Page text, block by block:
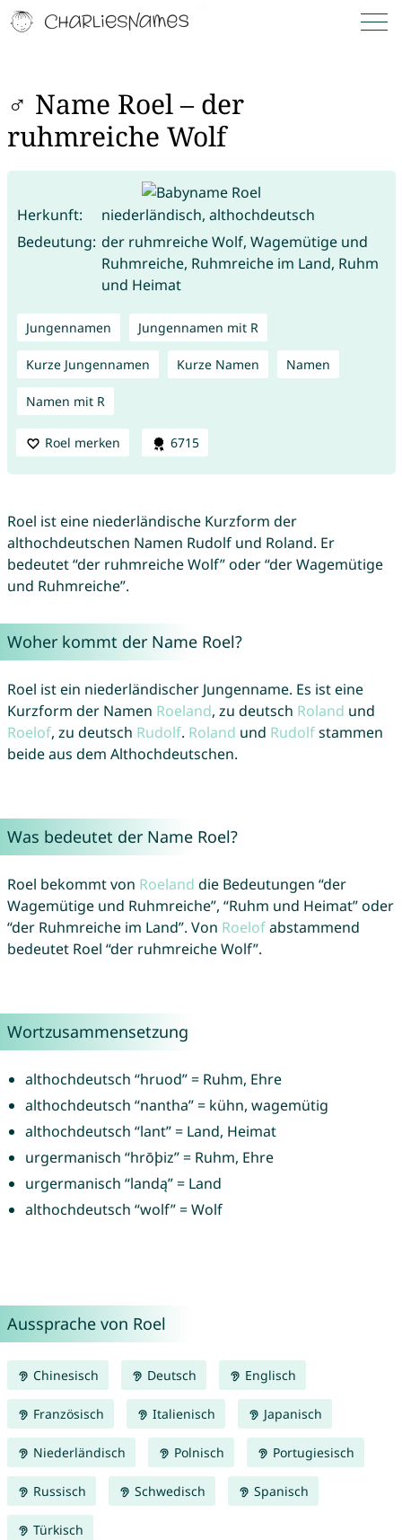
♂ Name Roel – der
ruhmreiche Wolf
Herkunft:
niederländisch, althochdeutsch
Bedeutung: der ruhmreiche Wolf, Wagemütige und
Ruhmreiche, Ruhmreiche im Land, Ruhm
und Heimat
Jungennamen Jungennamen mit R
Kurze Jungennamen Kurze Namen Namen
Namen mit R
Roel merken 6715
Roel ist eine niederländische Kurzform der
althochdeutschen Namen Rudolf und Roland. Er
bedeutet “der ruhmreiche Wolf” oder “der Wagemütige
und Ruhmreiche”.
Woher kommt der Name Roel?
Roel ist ein niederländischer Jungenname. Es ist eine
Kurzform der Namen Roeland, zu deutsch Roland und
Roelof, zu deutsch Rudolf. Roland und Rudolfstammen
beide aus dem Althochdeutschen.
Was bedeutet der Name Roel?
Roel bekommt von Roeland die Bedeutungen “der
Wagemütige und Ruhmreiche”, “Ruhm und Heimat” oder
“der Ruhmreiche im Land”. Von Roelofabstammend
bedeutet Roel “der ruhmreiche Wolf”.
Wortzusammensetzung
althochdeutsch “hruod” = Ruhm, Ehre
althochdeutsch “nantha” = kühn, wagemütig
althochdeutsch “lant” = Land, Heimat
urgermanisch “hrōþiz” = Ruhm, Ehre
urgermanisch “landą” = Land
althochdeutsch “wolf” = Wolf
Aussprache von Roel
Chinesisch Deutsch Englisch
Französisch Italienisch Japanisch
Niederländisch Polnisch Portugiesisch
Russisch Schwedisch Spanisch
Türkisch